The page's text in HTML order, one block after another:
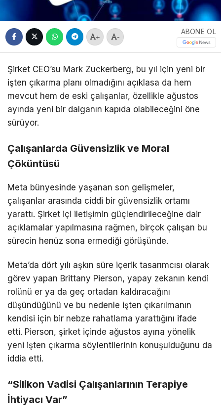
+ -
ABONE OL
Şirket CEO’su Mark Zuckerberg, bu yıl için yeni bir
işten çıkarma planı olmadığını açıklasa da hem
mevcut hem de eski çalışanlar, özellikle ağustos
ayında yeni bir dalganın kapıda olabileceğini öne
sürüyor.
Çalışanlarda Güvensizlik ve Moral
Çöküntüsü
Meta bünyesinde yaşanan son gelişmeler,
çalışanlar arasında ciddi bir güvensizlik ortamı
yarattı. Şirket içi iletişimin güçlendirileceğine dair
açıklamalar yapılmasına rağmen, birçok çalışan bu
sürecin henüz sona ermediği görüşünde.
Meta’da dört yılı aşkın süre içerik tasarımcısı olarak
görev yapan Brittany Pierson, yapay zekanın kendi
rolünü er ya da geç ortadan kaldıracağını
düşündüğünü ve bu nedenle işten çıkarılmanın
kendisi için bir nebze rahatlama yarattığını ifade
etti. Pierson, şirket içinde ağustos ayına yönelik
yeni işten çıkarma söylentilerinin konuşulduğunu da
iddia etti.
“Silikon Vadisi Çalışanlarının Terapiye
İhtiyacı Var”